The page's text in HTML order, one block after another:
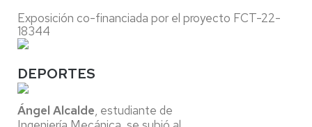
Exposición co-financiada por el proyecto FCT-22-
18344
DEPORTES
Ángel Alcalde, estudiante de